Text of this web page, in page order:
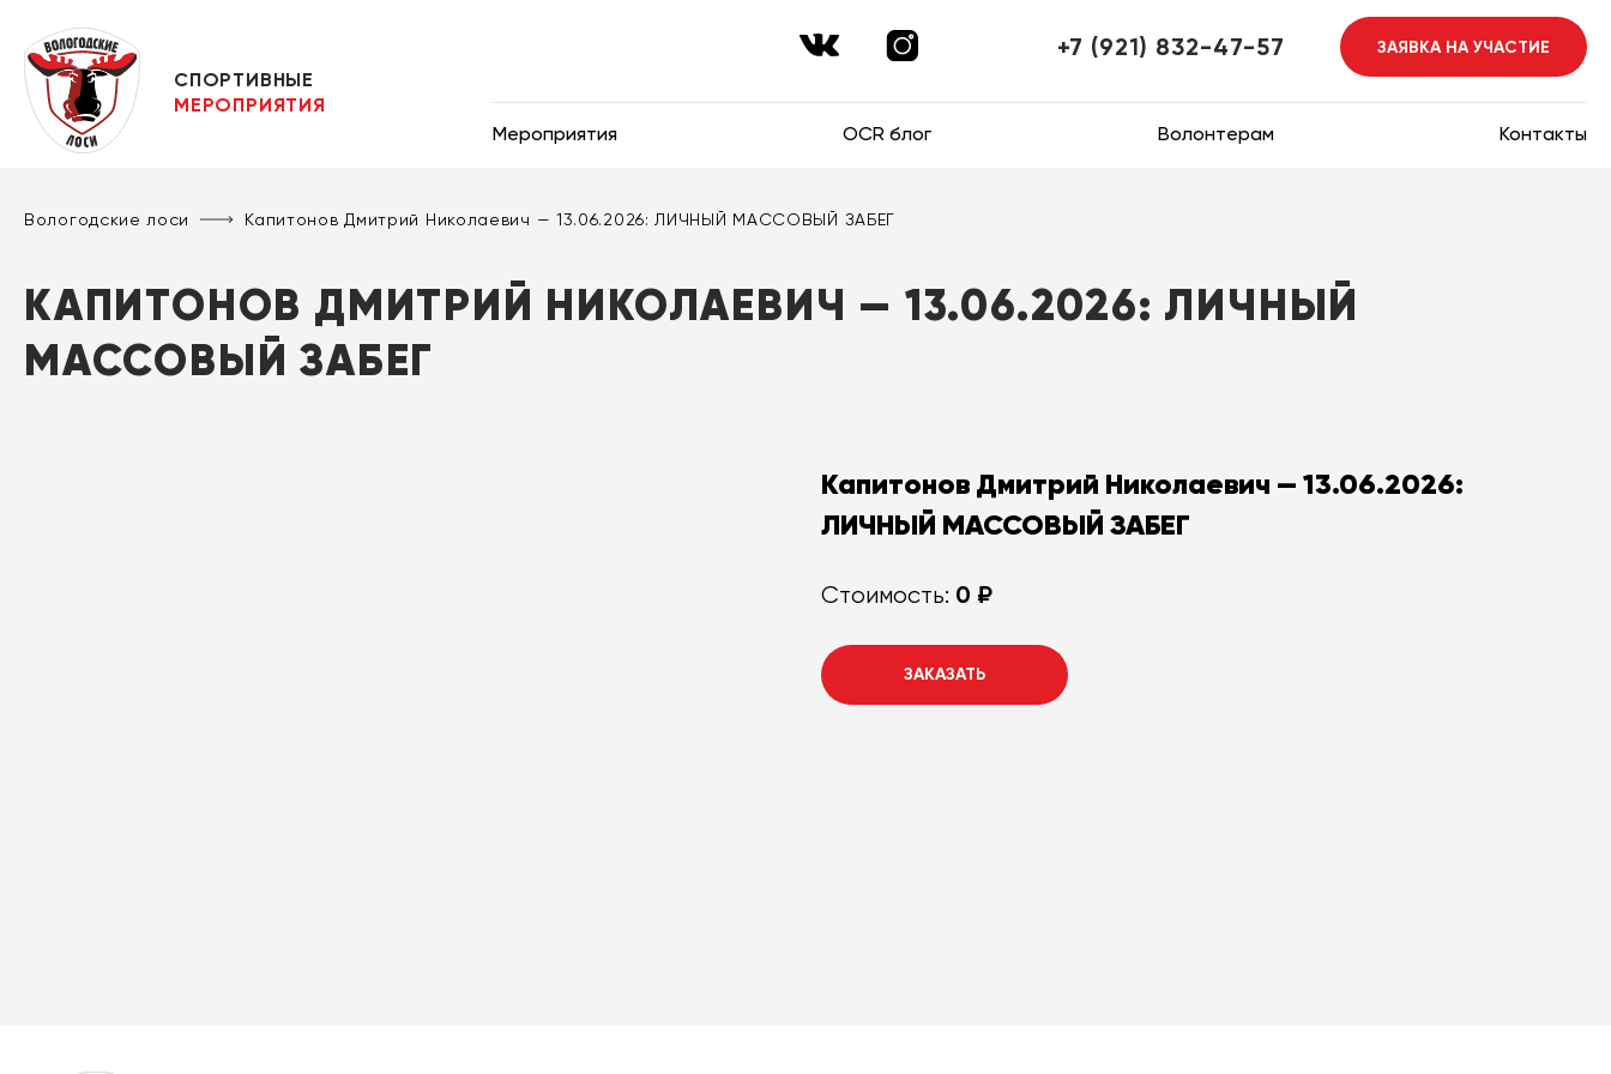
СПОРТИВНЫЕ
МЕРОПРИЯТИЯ
+7 (921) 832-47-57 ЗАЯВКА НА УЧАСТИЕ
Мероприятия OCR блог Волонтерам Контакты
Вологодские лоси Капитонов Дмитрий Николаевич — 13.06.2026: ЛИЧНЫЙ МАССОВЫЙ ЗАБЕГ
КАПИТОНОВ ДМИТРИЙ НИКОЛАЕВИЧ — 13.06.2026: ЛИЧНЫЙ
МАССОВЫЙ ЗАБЕГ
Капитонов Дмитрий Николаевич — 13.06.2026:
ЛИЧНЫЙ МАССОВЫЙ ЗАБЕГ
Стоимость: 0 ₽
ЗАКАЗАТЬ